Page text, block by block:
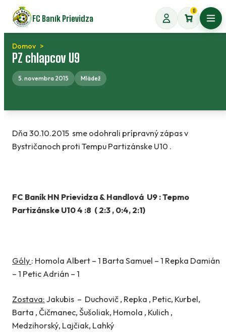
Preskočiť
na
obsah
FC Baník Prievidza
0
Domov
PZ chlapcov U9
5. novembra 2015 Mládež
Dňa 30.10.2015 sme odohrali prípravný zápas v
Bystričanoch proti Tempu Partizánske U10 .
FC Baník HN Prievidza & Handlová U9 : Tepmo
Partizánske U10 4 :8 ( 2:3 , 0:4, 2:1)
Góly : Homola Albert – 1 Barta Samuel – 1 Repka Damián
– 1 Petic Adrián – 1
Zostava: Jakubis – Duchovič , Repka , Petic, Kurbel,
Barta , Čičmanec, Šušoliak, Homola , Kulich ,
Medzihorský, Lajčiak, Lahký